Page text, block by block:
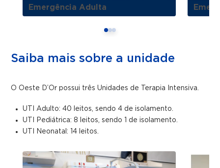
Emergência Adulta
Saiba mais sobre a unidade
O Oeste D’Or possui três Unidades de Terapia Intensiva.
UTI Adulto: 40 leitos, sendo 4 de isolamento.
UTI Pediátrica: 8 leitos, sendo 1 de isolamento.
UTI Neonatal: 14 leitos.